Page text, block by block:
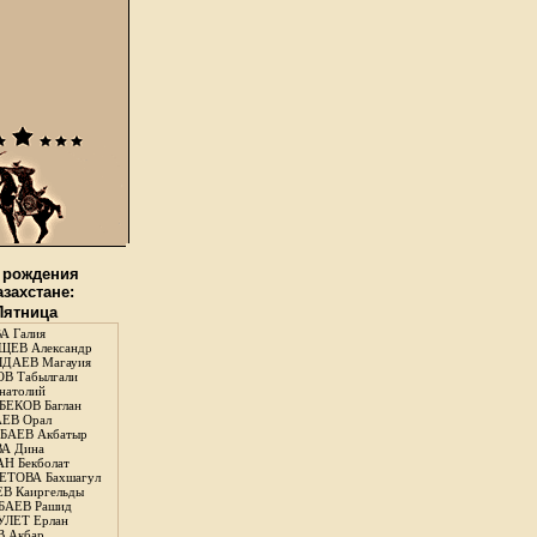
Галия
Александр
Магауия
Табылгали
Баглан
Орал
Акбатыр
Дина
Бекболат
Бахшагул
Каиргельды
Рашид
Ерлан